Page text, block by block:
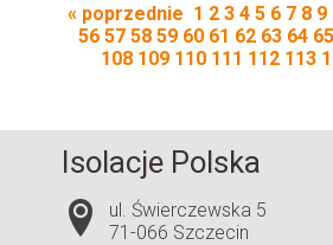
« poprzednie 1 2 3 4 5 6 7 8 9
56 57 58 59 60 61 62 63 64 65
108 109 110 111 112 113
Isolacje Polska
ul. Świerczewska 5
71-066 Szczecin